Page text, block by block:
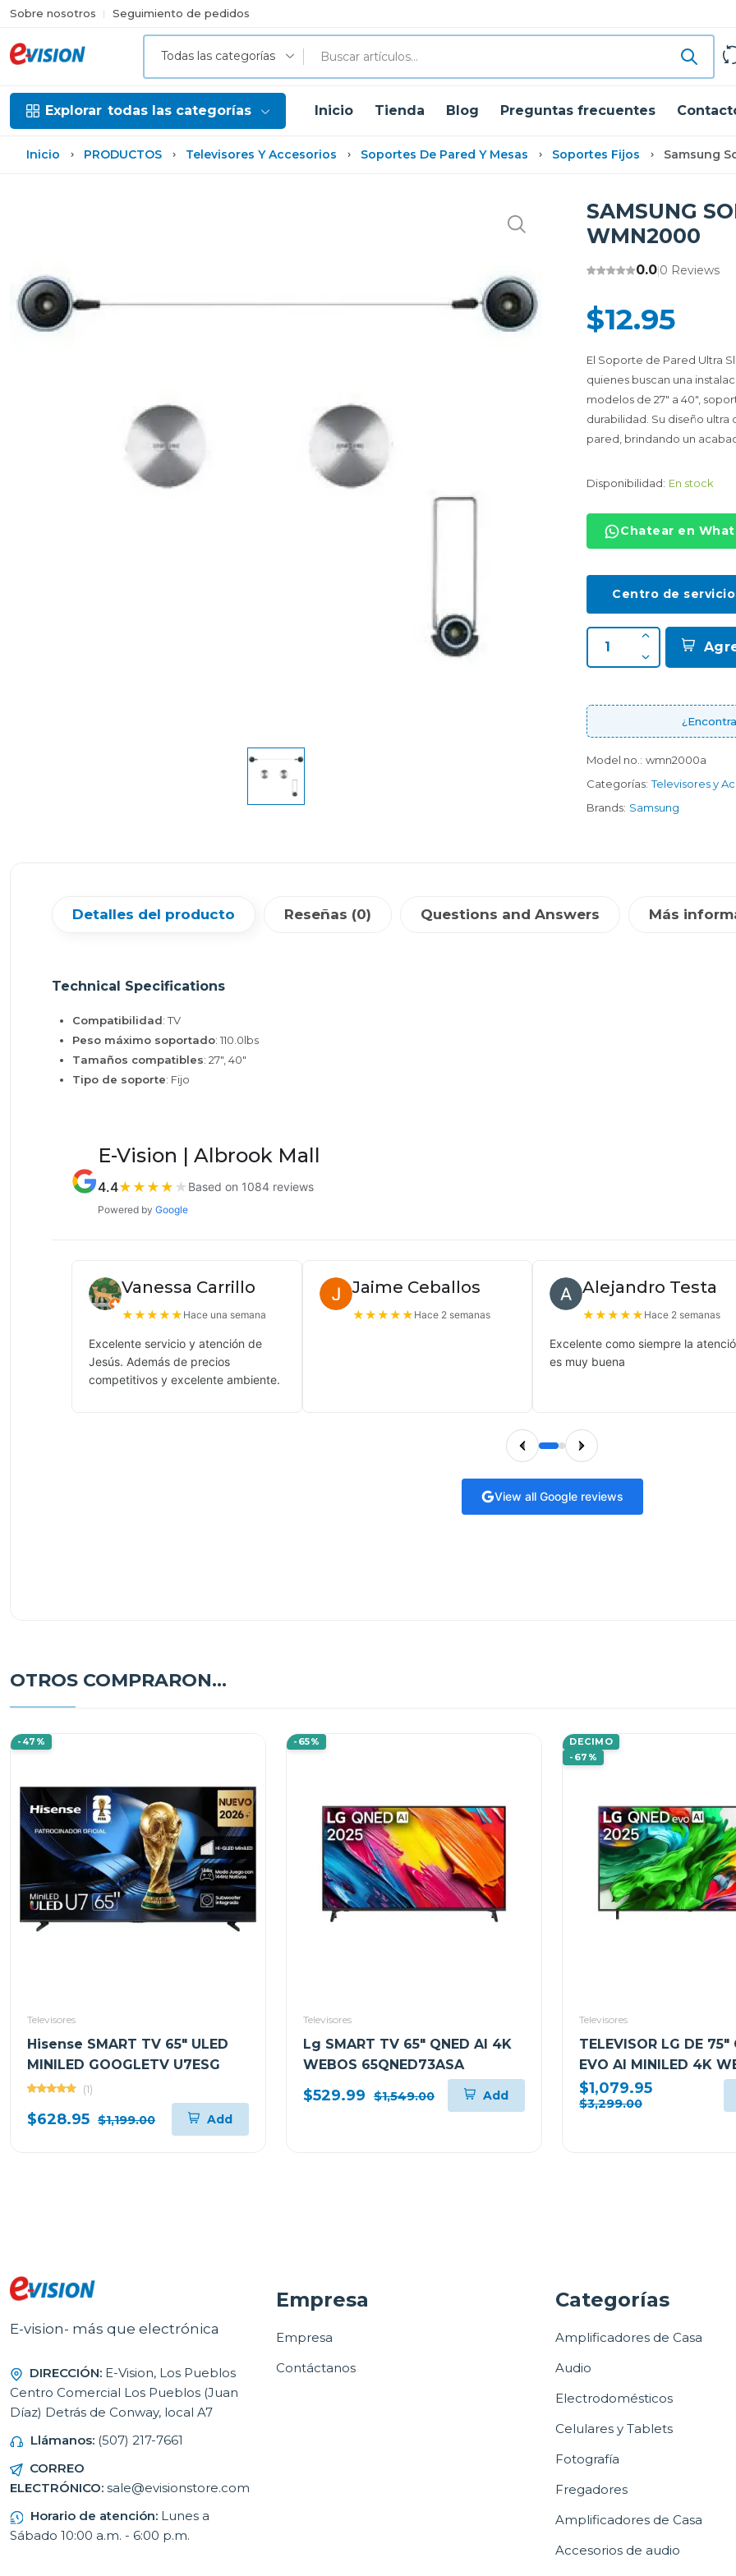
Sobre nosotros Seguimiento de pedidos
Todas las categorías
Explorar todas las categorías Inicio Tienda Blog Preguntas frecuentes
Inicio PRODUCTOS Televisores Y Accesorios Soportes De Pared Y Mesas Soportes Fijos Samsung
SAMSUNG
WMN2000
0.0|0 Reviews
$12.95
El Soporte de Pared Ultra
quienes buscan una
modelos de 27" a 40",
durabilidad. Su diseño
pared, brindando un
Disponibilidad: En stock
Chatear en
Centro de servicio
Model no.: wmn2000a
Categorías: Televisores y
Brands: Samsung
Detalles del producto Reseñas (0) Questions and Answers Más
Technical Specifications
Compatibilidad: TV
Peso máximo soportado: 110.0lbs
Tamaños compatibles: 27", 40"
Tipo de soporte: Fijo
E-Vision | Albrook Mall
4.4★ ★ ★ ★ ★ Based on 1084 reviews
Powered by Google
Vanessa Carrillo
★★★★★ Hace una semana
Excelente servicio y atención de
Jesús. Además de precios
competitivos y excelente ambiente.
Jaime Ceballos
★★★★★ Hace 2 semanas
Alejandro Testa
★★★★★ Hace 2 semanas
Excelente como siempre la
es muy buena
View all Google reviews
OTROS COMPRARON...
-47%
Televisores
Hisense SMART TV 65" ULED
MINILED GOOGLETV U7ESG
(1)
$628.95 $1,199.00 Add
-65%
Televisores
Lg SMART TV 65" QNED AI 4K
WEBOS 65QNED73ASA
$529.99 $1,549.00 Add
DECIMO
-67%
Televisores
TELEVISOR LG DE 75"
EVO AI MINILED 4K
75QNED85ASG
$1,079.95
$3,299.00
E-vision- más que electrónica
DIRECCIÓN: E-Vision, Los Pueblos
Centro Comercial Los Pueblos (Juan
Díaz) Detrás de Conway, local A7
Llámanos: (507) 217-7661
CORREO
ELECTRÓNICO: sale@evisionstore.com
Horario de atención: Lunes a
Sábado 10:00 a.m. - 6:00 p.m.
Empresa
Empresa
Contáctanos
Categorías
Amplificadores de Casa
Audio
Electrodomésticos
Celulares y Tablets
Fotografía
Fregadores
Amplificadores de Casa
Accesorios de audio